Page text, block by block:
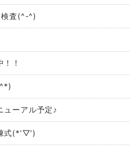
査(^-^)
！
ューアル予定♪
式(*'▽')